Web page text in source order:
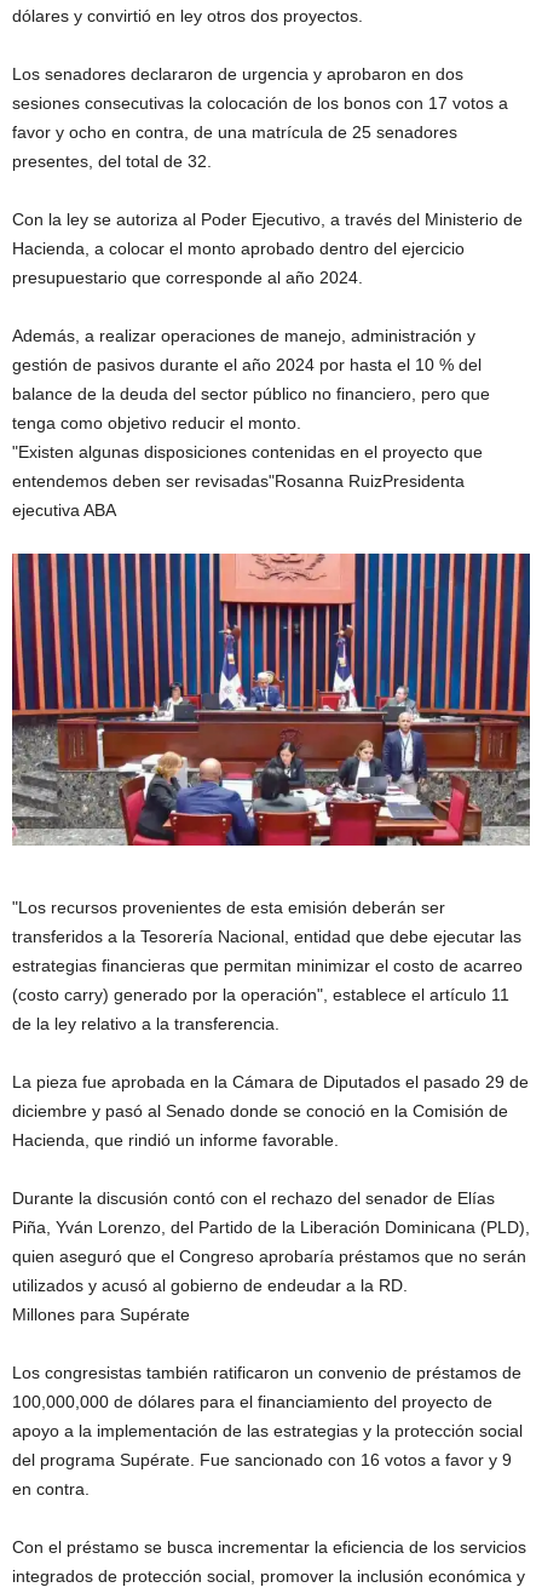
dólares y convirtió en ley otros dos proyectos.
Los senadores declararon de urgencia y aprobaron en dos
sesiones consecutivas la colocación de los bonos con 17 votos a
favor y ocho en contra, de una matrícula de 25 senadores
presentes, del total de 32.
Con la ley se autoriza al Poder Ejecutivo, a través del Ministerio de
Hacienda, a colocar el monto aprobado dentro del ejercicio
presupuestario que corresponde al año 2024.
Además, a realizar operaciones de manejo, administración y
gestión de pasivos durante el año 2024 por hasta el 10 % del
balance de la deuda del sector público no financiero, pero que
tenga como objetivo reducir el monto.
"Existen algunas disposiciones contenidas en el proyecto que
entendemos deben ser revisadas"Rosanna RuizPresidenta
ejecutiva ABA
"Los recursos provenientes de esta emisión deberán ser
transferidos a la Tesorería Nacional, entidad que debe ejecutar las
estrategias financieras que permitan minimizar el costo de acarreo
(costo carry) generado por la operación", establece el artículo 11
de la ley relativo a la transferencia.
La pieza fue aprobada en la Cámara de Diputados el pasado 29 de
diciembre y pasó al Senado donde se conoció en la Comisión de
Hacienda, que rindió un informe favorable.
Durante la discusión contó con el rechazo del senador de Elías
Piña, Yván Lorenzo, del Partido de la Liberación Dominicana (PLD),
quien aseguró que el Congreso aprobaría préstamos que no serán
utilizados y acusó al gobierno de endeudar a la RD.
Millones para Supérate
Los congresistas también ratificaron un convenio de préstamos de
100,000,000 de dólares para el financiamiento del proyecto de
apoyo a la implementación de las estrategias y la protección social
del programa Supérate. Fue sancionado con 16 votos a favor y 9
en contra.
Con el préstamo se busca incrementar la eficiencia de los servicios
integrados de protección social, promover la inclusión económica y